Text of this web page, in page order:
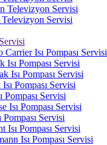
Televizyon Servisi
Servisi
Carrier Isı Pompası Servisi
Isı Pompası Servisi
Isı Pompası Servisi
Pompası Servisi
Pompası Servisi
Isı Pompası Servisi
Pompası Servisi
Isı Pompası Servisi
Isı Pompası Servisi